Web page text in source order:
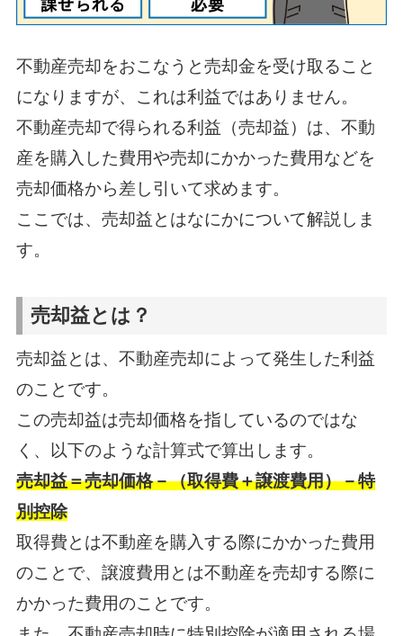
不動産売却をおこなうと売却金を受け取ること
になりますが、これは利益ではありません。
不動産売却で得られる利益（売却益）は、不動
産を購入した費用や売却にかかった費用などを
売却価格から差し引いて求めます。
ここでは、売却益とはなにかについて解説しま
す。
売却益とは？
売却益とは、不動産売却によって発生した利益
のことです。
この売却益は売却価格を指しているのではな
く、以下のような計算式で算出します。
売却益＝売却価格－（取得費＋譲渡費用）－特
別控除
取得費とは不動産を購入する際にかかった費用
のことで、譲渡費用とは不動産を売却する際に
かかった費用のことです。